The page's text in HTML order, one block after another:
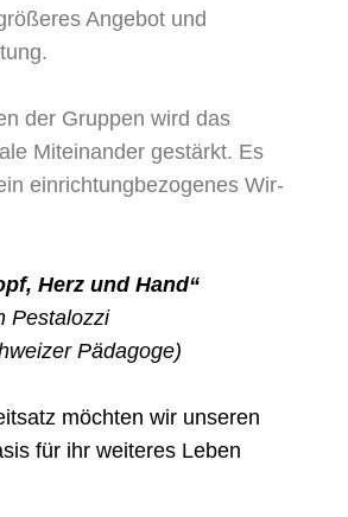
Angebot und
der Gruppen wird das
Miteinander gestärkt. Es
einrichtungbezogenes Wir-
Herz und Hand“
Pestalozzi
Pädagoge)
möchten wir unseren
für ihr weiteres Leben